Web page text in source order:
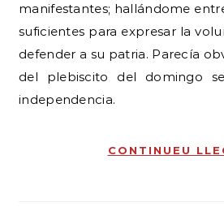
manifestantes; hallándome
suficientes para expresar la
defender a su patria. Parecía
del plebiscito del domingo
independencia.
CONTINUEU